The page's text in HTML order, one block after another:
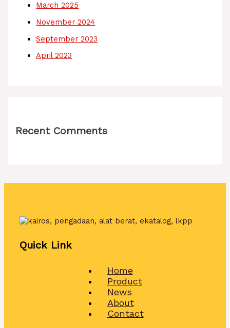
March 2025
November 2024
September 2023
April 2023
Recent Comments
Quick Link
Home
Product
News
About
Contact